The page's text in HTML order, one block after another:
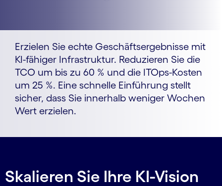
Erzielen Sie echte Geschäftsergebnisse mit
KI-fähiger Infrastruktur. Reduzieren Sie die
TCO um bis zu 60 % und die ITOps-Kosten
um 25 %. Eine schnelle Einführung stellt
sicher, dass Sie innerhalb weniger Wochen
Wert erzielen.
Skalieren Sie Ihre KI-Vision